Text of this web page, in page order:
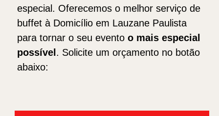
especial. Oferecemos o melhor serviço de
buffet à Domicílio em Lauzane Paulista
para tornar o seu evento o mais especial
possível . Solicite um orçamento no botão
abaixo: